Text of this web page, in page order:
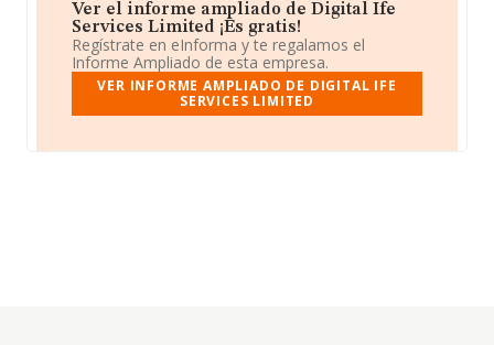
Ver el informe ampliado de Digital Ife
Services Limited ¡Es gratis!
Regístrate en eInforma y te regalamos el
Informe Ampliado de esta empresa.
VER INFORME AMPLIADO DE DIGITAL IFE
SERVICES LIMITED